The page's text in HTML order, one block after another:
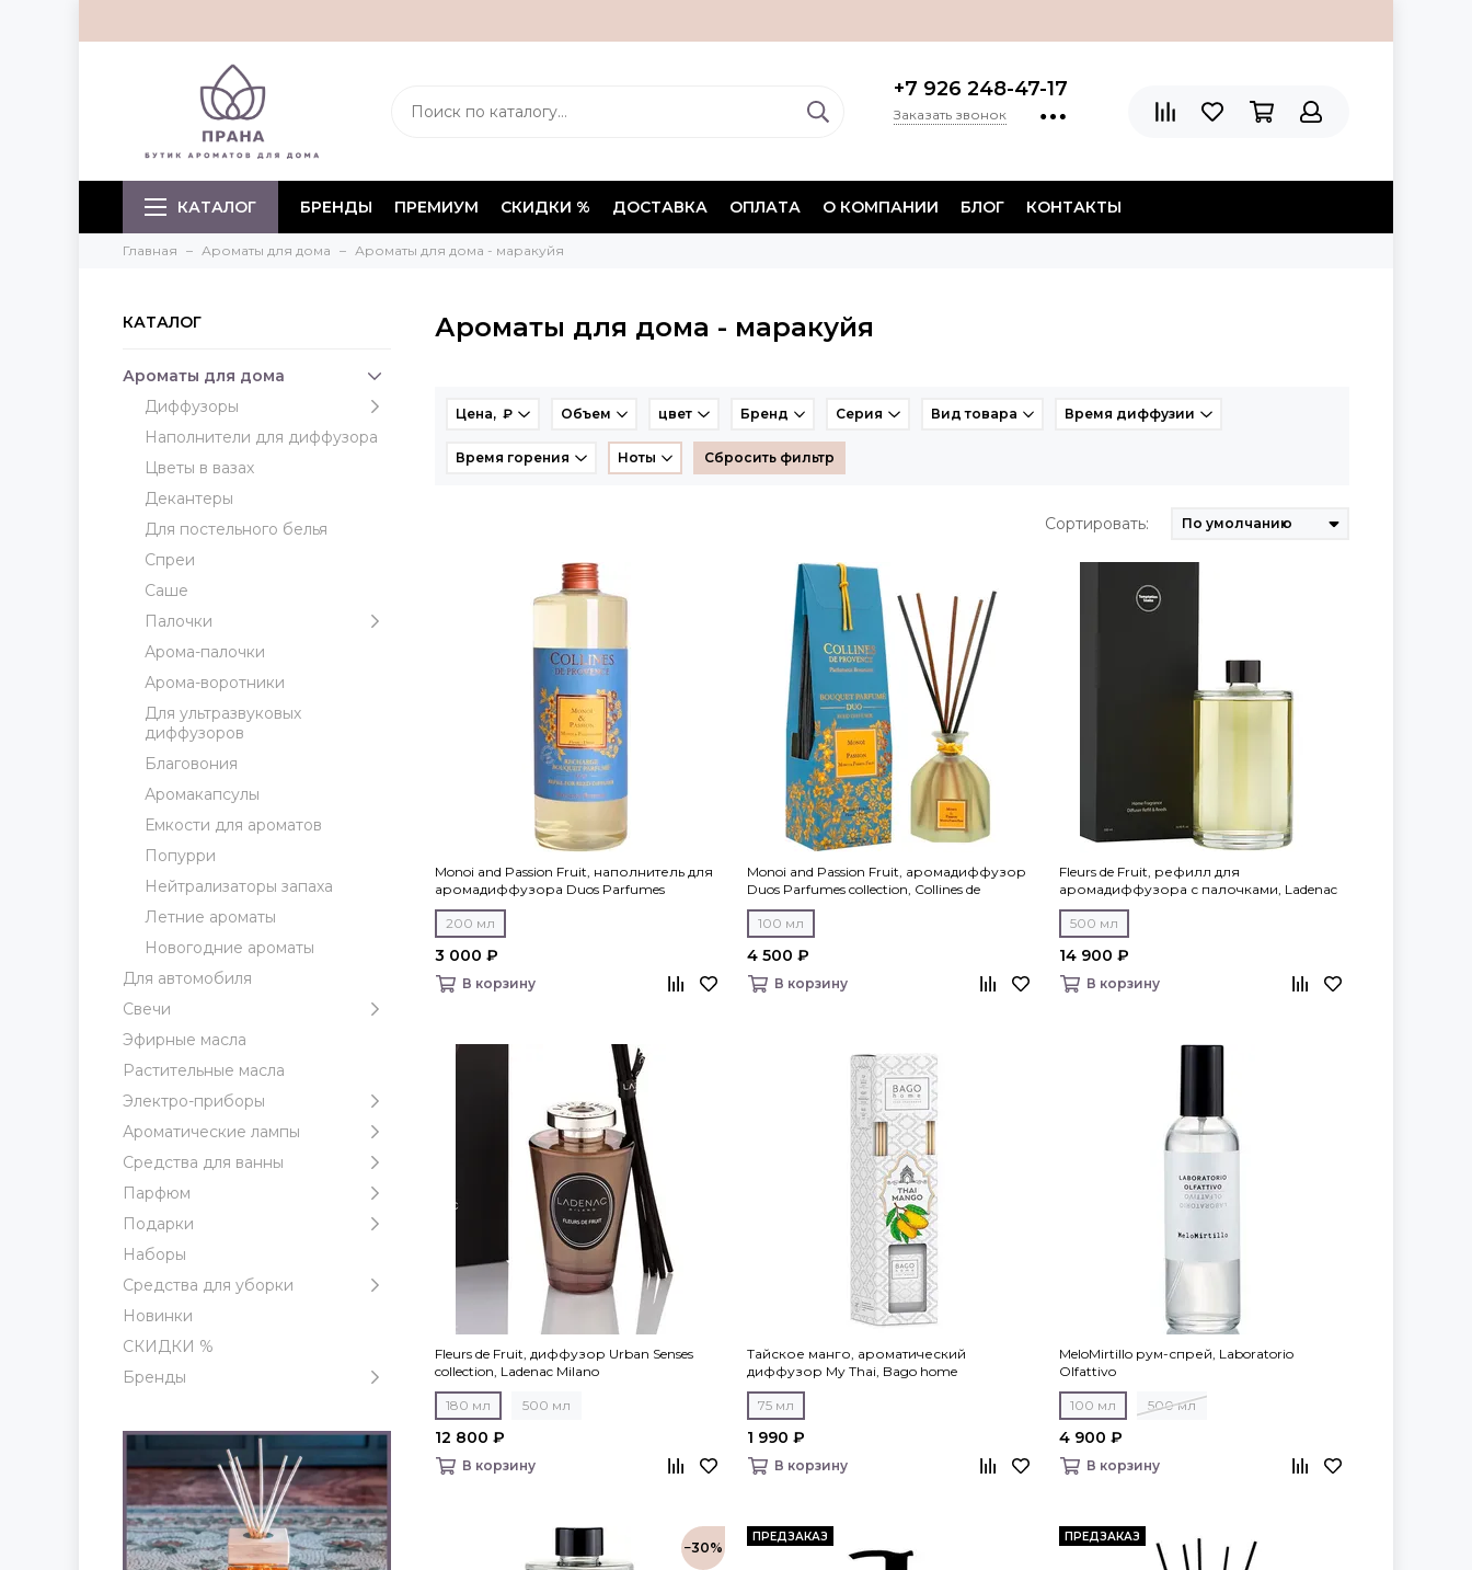
+7 926 248-47-17
Заказать звонок
КАТАЛОГ БРЕНДЫ ПРЕМИУМ СКИДКИ % ДОСТАВКА ОПЛАТА О КОМПАНИИ БЛОГ КОНТАКТЫ
Главная Ароматы для дома Ароматы для дома - маракуйя
КАТАЛОГ
Ароматы для дома
Диффузоры
Наполнители для диффузора
Цветы в вазах
Декантеры
Для постельного белья
Спреи
Саше
Палочки
Арома-палочки
Арома-воротники
Для ультразвуковых
диффузоров
Благовония
Аромакапсулы
Емкости для ароматов
Попурри
Нейтрализаторы запаха
Летние ароматы
Новогодние ароматы
Для автомобиля
Свечи
Эфирные масла
Растительные масла
Электро-приборы
Ароматические лампы
Средства для ванны
Парфюм
Подарки
Наборы
Средства для уборки
Новинки
СКИДКИ %
Бренды
Ароматы для дома - маракуйя
Цена, ₽ Объем цвет Бренд Серия Вид товара Время диффузии
Время горения Ноты Сбросить фильтр
Сортировать:
Monoi and Passion Fruit, наполнитель для
аромадиффузора Duos Parfumes
collection, Collines de Рrovencе
200 мл
3 000 ₽
В корзину
Monoi and Passion Fruit, аромадиффузор
Duos Parfumes collection, Collines de
Рrovencе
100 мл
4 500 ₽
В корзину
Fleurs de Fruit, рефилл для
аромадиффузора с палочками, Ladenac
Milano
500 мл
14 900 ₽
В корзину
Fleurs de Fruit, диффузор Urban Senses
collection, Ladenac Milano
180 мл 500 мл
12 800 ₽
В корзину
Тайское манго, ароматический
диффузор My Thai, Bago home
75 мл
1 990 ₽
В корзину
MeloMirtillo рум-спрей, Laboratorio
Olfattivo
100 мл 500 мл
4 900 ₽
В корзину
−30%
ПРЕДЗАКАЗ ПРЕДЗАКАЗ